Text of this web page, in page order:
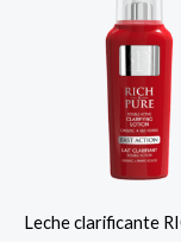
Leche clarificante